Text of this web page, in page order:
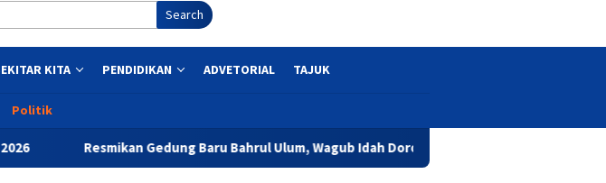
Search
KITA PENDIDIKAN ADVETORIAL TAJUK
Politik
Gedung Baru Bahrul Ulum, Wagub Idah Dorong Peningkatan Mutu Pendidikan dan Karakter